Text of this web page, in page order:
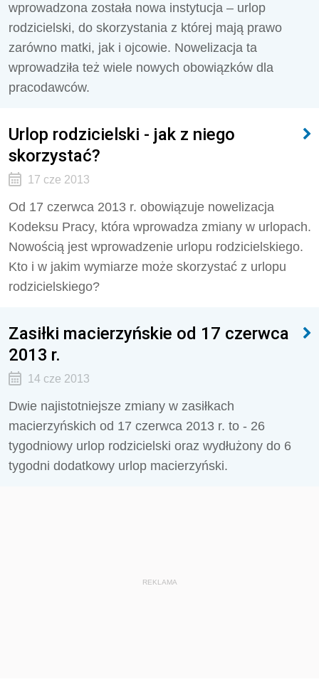
wprowadzona została nowa instytucja – urlop
rodzicielski, do skorzystania z której mają prawo
zarówno matki, jak i ojcowie. Nowelizacja ta
wprowadziła też wiele nowych obowiązków dla
pracodawców.
Urlop rodzicielski - jak z niego
skorzystać?
17 cze 2013
Od 17 czerwca 2013 r. obowiązuje nowelizacja
Kodeksu Pracy, która wprowadza zmiany w urlopach.
Nowością jest wprowadzenie urlopu rodzicielskiego.
Kto i w jakim wymiarze może skorzystać z urlopu
rodzicielskiego?
Zasiłki macierzyńskie od 17 czerwca
2013 r.
14 cze 2013
Dwie najistotniejsze zmiany w zasiłkach
macierzyńskich od 17 czerwca 2013 r. to - 26
tygodniowy urlop rodzicielski oraz wydłużony do 6
tygodni dodatkowy urlop macierzyński.
REKLAMA